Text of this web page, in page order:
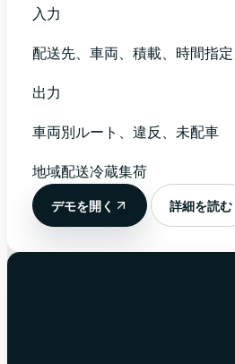
入力
配送先、車両、積載、時間指定
出力
車両別ルート、違反、未配車
地域配送冷蔵集荷
デモを開く 詳細を読む